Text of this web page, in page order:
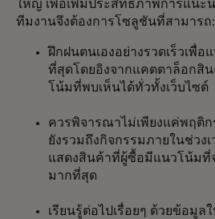
ใหญ่ เพื่อเพิ่มประสิทธิภาพการแน
ทีมงานจึงต้องการโซลูชันที่สามารถ:
ฝึกฝนตนเองอย่างรวดเร็วเพื่
ที่สุดโดยอิงจากแคตตาล็อกสิ
โน้มที่พบเห็นได้ทั่วทั้งเว็บไซต์
ควรพิจารณาไม่เพียงแค่พฤติ
ยังรวมถึงกิจกรรมภายในช่วงเ
แสดงสินค้าที่ผู้ซื้อมีแนวโน้มที่
มากที่สุด
เรียนรู้ต่อไปเรื่อยๆ ด้วยข้อมู